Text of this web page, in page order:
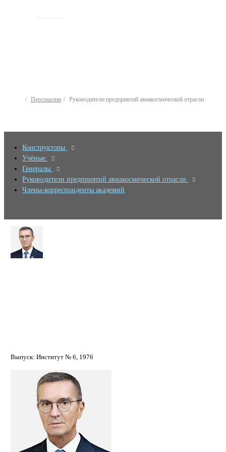
Персоналии Руководители предприятий авиакосмической отрасли
Конструкторы
Учёные
Генералы
Руководители предприятий авиакосмической отрасли
Члены-корреспонденты академий
Выпуск: Институт № 6, 1976